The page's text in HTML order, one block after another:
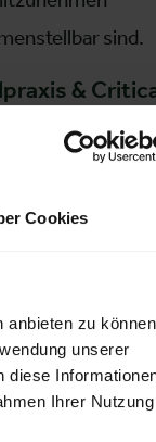
Cookies
anbieten zu können
unserer
diese
Ihrer Nutzung
sind.
&